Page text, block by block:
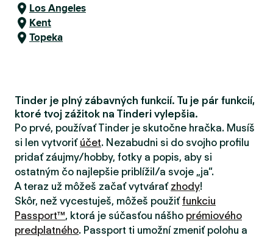
Los Angeles
Kent
Topeka
Tinder je plný zábavných funkcií. Tu je pár funkcií,
ktoré tvoj zážitok na Tinderi vylepšia.
Po prvé, používať Tinder je skutočne hračka. Musíš
si len vytvoriť účet. Nezabudni si do svojho profilu
pridať záujmy/hobby, fotky a popis, aby si
ostatným čo najlepšie priblížil/a svoje „ja“.
A teraz už môžeš začať vytvárať zhody!
Skôr, než vycestuješ, môžeš použiťfunkciu
Passport™, ktorá je súčasťou nášho prémiového
predplatného. Passport ti umožní zmeniť polohu a